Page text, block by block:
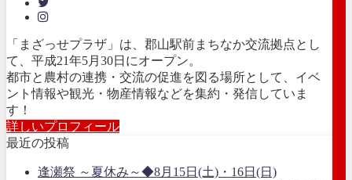
「まざっせプラザ」は、郡山駅前まちなか交流拠点とし
て、平成21年5月30日にオープン。
都市と農村の連携・交流の促進を図る場所として、イベ
ント情報や観光・物産情報などを集約・発信していま
す！
詳しいプロフィール
最近の投稿
逢瀬祭 ～夏休み～◆8月15日(土)・16日(日)